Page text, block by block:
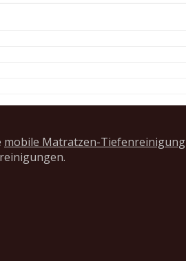
mobile Matratzen-Tiefenreinigung